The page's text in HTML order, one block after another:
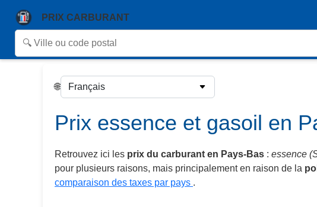
PRIX CARBURANT
🌐
Prix essence et gasoil en
Retrouvez ici les prix du carburant en Pays-Bas : essence
pour plusieurs raisons, mais principalement en raison de la
comparaison des taxes par pays .